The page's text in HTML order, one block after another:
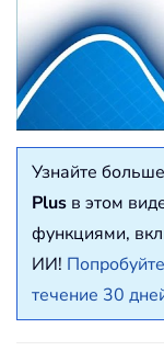
Узнайте
Plus в этом
функциями,
ИИ!
течение 30